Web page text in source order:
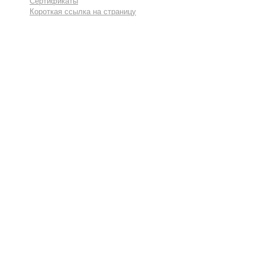
Короткая ссылка на страницу